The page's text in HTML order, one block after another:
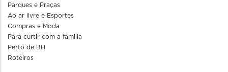
Parques e Praças
Ao ar livre e Esportes
Compras e Moda
Para curtir com a familia
Perto de BH
Roteiros